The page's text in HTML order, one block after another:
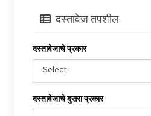
दस्तावेज तपशील
दस्तावेजाचे प्रकार
-Select-
दस्तावेजाचे दुसरा प्रकार